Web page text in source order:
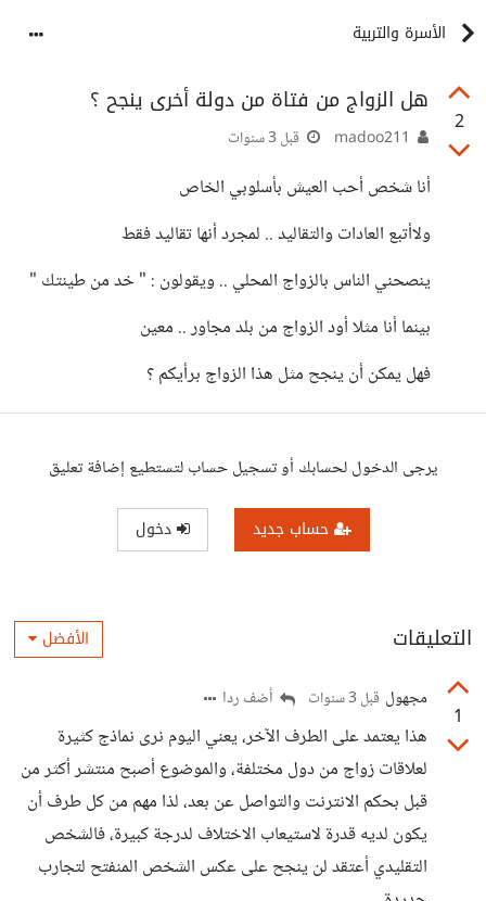
الأسرة والتربية
2
هل الزواج من فتاة من دولة أخرى ينجح ؟
قبل 3 سنوات
أنا شخص أحب العيش بأسلوبي الخاص
ولاأتبع العادات والتقاليد .. لمجرد أنها تقاليد فقط
ينصحني الناس بالزواج المحلي .. ويقولون : " خد من طينتك "
بينما أنا مثلا أود الزواج من بلد مجاور .. معين
فهل يمكن أن ينجح مثل هذا الزواج برأيكم ؟
يرجى الدخول لحسابك أو تسجيل حساب لتستطيع إضافة تعليق
حساب جديد دخول
التعليقات الأفضل
1
مجهول قبل 3 سنوات أضف ردا
هذا يعتمد على الطرف الآخر، يعني اليوم نرى نماذج كثيرة
لعلاقات زواج من دول مختلفة، والموضوع أصبح منتشر أكثر من
قبل بحكم الانترنت والتواصل عن بعد، لذا مهم من كل طرف أن
يكون لديه قدرة لاستيعاب الاختلاف لدرجة كبيرة، فالشخص
التقليدي أعتقد لن ينجح على عكس الشخص المنفتح لتجارب